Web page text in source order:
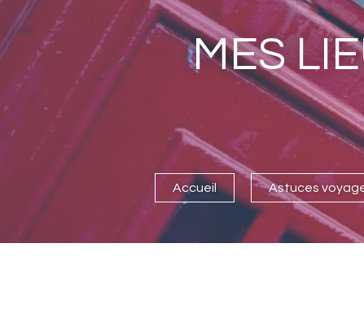
MES
Accueil Astuces